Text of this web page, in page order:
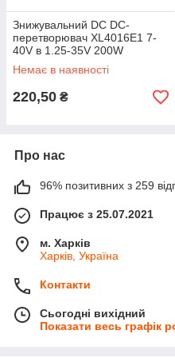
Знижувальний DC DC-
перетворювач XL4016E1 7-
40V в 1.25-35V 200W
Немає в наявності
220,50 ₴
Про нас
96% позитивних з 259
Працює з 25.07.2021
м. Харків
Харків, Україна
Контакти
Сьогодні вихідний
Показати весь графік